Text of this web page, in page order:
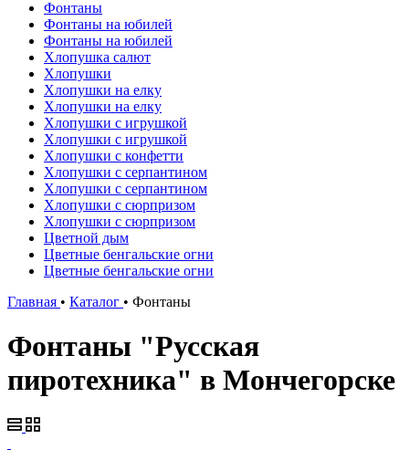
Фонтаны
Фонтаны на юбилей
Фонтаны на юбилей
Хлопушка салют
Хлопушки
Хлопушки на елку
Хлопушки на елку
Хлопушки с игрушкой
Хлопушки с игрушкой
Хлопушки с конфетти
Хлопушки с серпантином
Хлопушки с серпантином
Хлопушки с сюрпризом
Хлопушки с сюрпризом
Цветной дым
Цветные бенгальские огни
Цветные бенгальские огни
Главная • Каталог • Фонтаны
Фонтаны "Русская
пиротехника" в Мончегорске